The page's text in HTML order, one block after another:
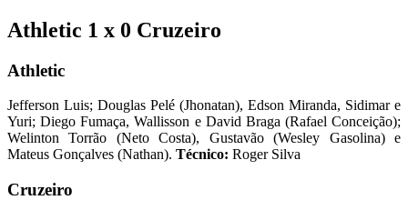
Athletic 1 x 0 Cruzeiro
Athletic
Jefferson Luis; Douglas Pelé (Jhonatan), Edson Miranda, Sidimar e
Yuri; Diego Fumaça, Wallisson e David Braga (Rafael Conceição);
Welinton Torrão (Neto Costa), Gustavão (Wesley Gasolina) e
Mateus Gonçalves (Nathan). Técnico: Roger Silva
Cruzeiro